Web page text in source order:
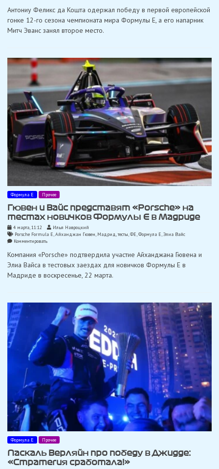
Кошта
победный
дубль
Антониу Феликс да Кошта одержал победу в первой европейской
гонке 12-го сезона чемпионата мира Формулы Е, а его напарник
Митч Эванс занял второе место.
Формула Е Прочее
Гювен и Вайс представят «Porsche» на
тестах новичков Формулы Е в Мадриде
4 марта, 11:12
Илья Навроцкий
Porsche Formula E,Айханджан Гювен, Мадрид,тесты,ФЕ,Формула Е,Элиа Вайс
Комментироватьon
и
представят
«Porsche»
Формулы
Мадриде
Компания «Porsche» подтвердила участие Айханджана Гювена и
Элиа Вайса в тестовых заездах для новичков Формулы Е в
Мадриде в воскресенье, 22 марта.
Формула Е Прочее
Паскаль Верляйн про победу в Джидде:
«Стратегия сработала!»